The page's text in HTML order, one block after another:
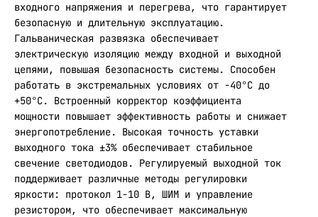
входного напряжения и перегрева, что гарантирует
безопасную и длительную эксплуатацию.
Гальваническая развязка обеспечивает
электрическую изоляцию между входной и выходной
цепями, повышая безопасность системы. Способен
работать в экстремальных условиях от -40°С до
+50°С. Встроенный корректор коэффициента
мощности повышает эффективность работы и снижает
энергопотребление. Высокая точность уставки
выходного тока ±3% обеспечивает стабильное
свечение светодиодов. Регулируемый выходной ток
поддерживает различные методы регулировки
яркости: протокол 1-10 В, ШИМ и управление
резистором, что обеспечивает максимальную